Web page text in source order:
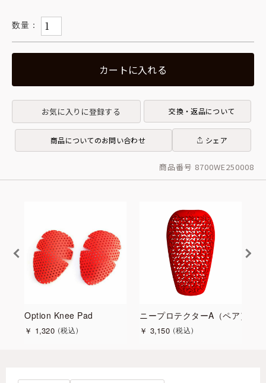
カートに入れる
お気に入りに登録する 交換・返品について
商品についてのお問い合わせ シェア
商品番号 8700WE250008
Option Knee Pad
￥ 1,320 税込
ニープロテクターA（ペア）
￥ 3,150 税込